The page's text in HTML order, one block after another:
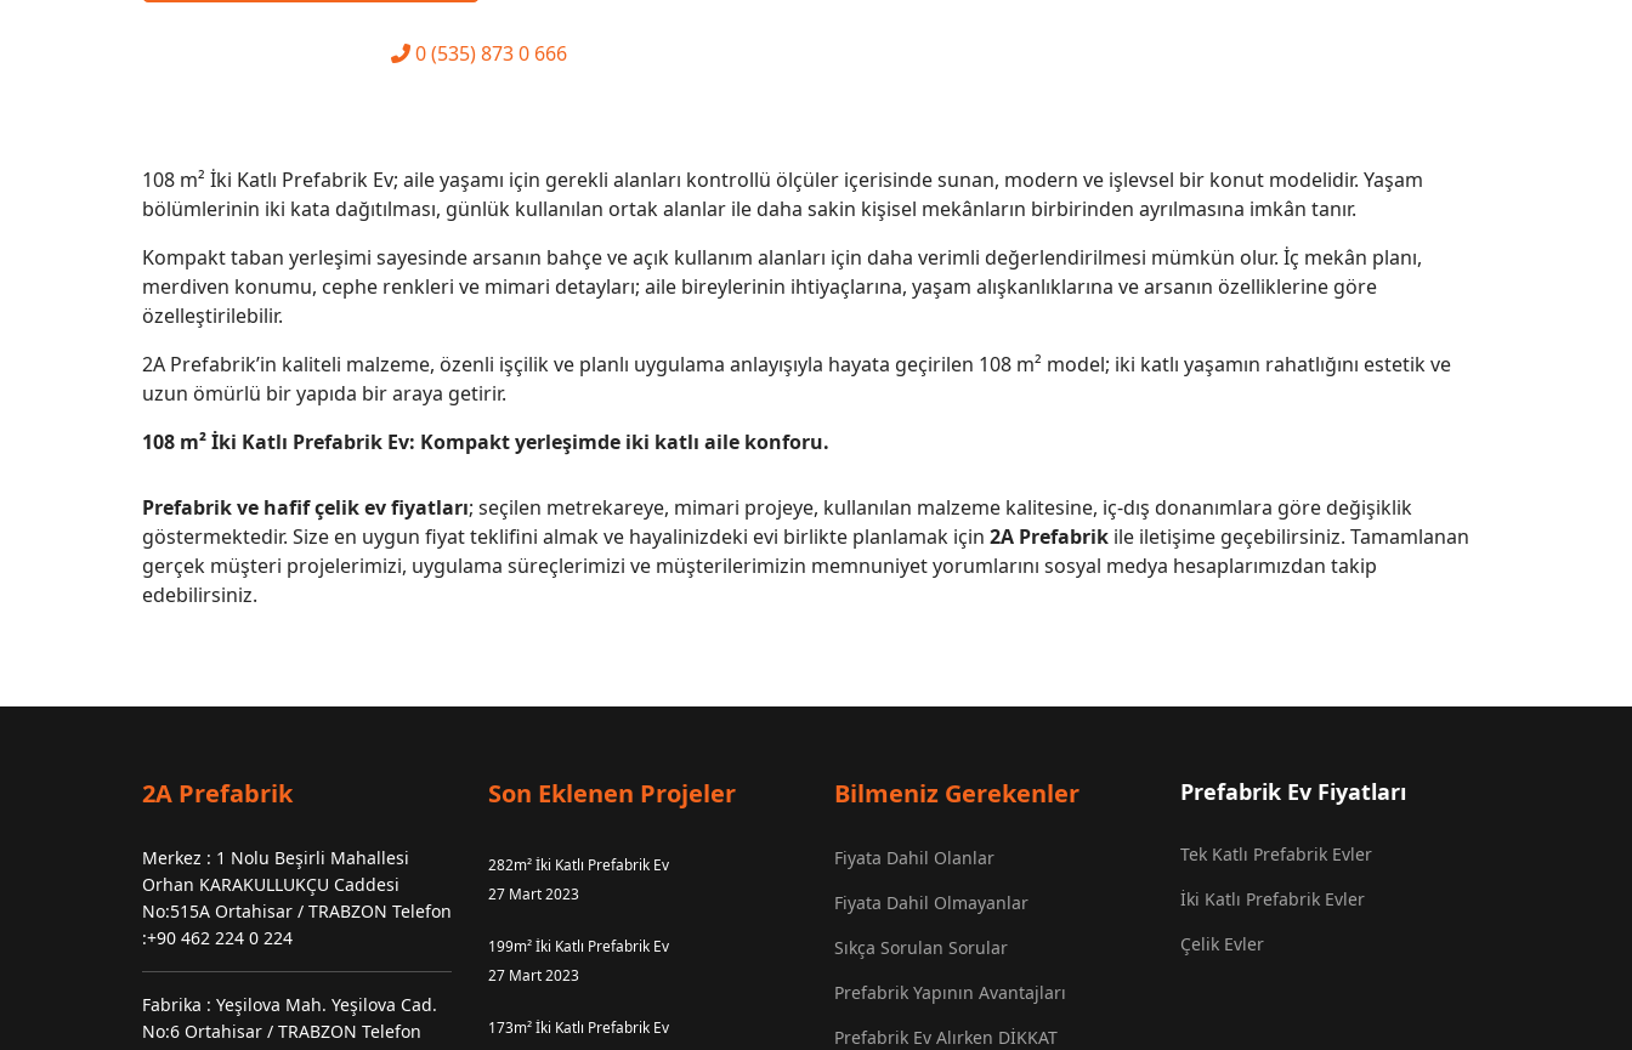
0 (535) 873 0 666
108 m² İki Katlı Prefabrik Ev; aile yaşamı için gerekli alanları kontrollü ölçüler içerisinde sunan, modern ve işlevsel bir konut modelidir. Yaşam
bölümlerinin iki kata dağıtılması, günlük kullanılan ortak alanlar ile daha sakin kişisel mekânların birbirinden ayrılmasına imkân tanır.
Kompakt taban yerleşimi sayesinde arsanın bahçe ve açık kullanım alanları için daha verimli değerlendirilmesi mümkün olur. İç mekân planı,
merdiven konumu, cephe renkleri ve mimari detayları; aile bireylerinin ihtiyaçlarına, yaşam alışkanlıklarına ve arsanın özelliklerine göre
özelleştirilebilir.
2A Prefabrik’in kaliteli malzeme, özenli işçilik ve planlı uygulama anlayışıyla hayata geçirilen 108 m² model; iki katlı yaşamın rahatlığını estetik ve
uzun ömürlü bir yapıda bir araya getirir.
108 m² İki Katlı Prefabrik Ev: Kompakt yerleşimde iki katlı aile konforu.
Prefabrik ve hafif çelik ev fiyatları; seçilen metrekareye, mimari projeye, kullanılan malzeme kalitesine, iç-dış donanımlara göre değişiklik
göstermektedir. Size en uygun fiyat teklifini almak ve hayalinizdeki evi birlikte planlamak için 2A Prefabrik ile iletişime geçebilirsiniz. Tamamlanan
gerçek müşteri projelerimizi, uygulama süreçlerimizi ve müşterilerimizin memnuniyet yorumlarını sosyal medya hesaplarımızdan takip
edebilirsiniz.
2A Prefabrik
Merkez : 1 Nolu Beşirli Mahallesi
Orhan KARAKULLUKÇU Caddesi
No:515A Ortahisar / TRABZON Telefon
:+90 462 224 0 224
Fabrika : Yeşilova Mah. Yeşilova Cad.
No:6 Ortahisar / TRABZON Telefon
Son Eklenen Projeler
282m² İki Katlı Prefabrik Ev
27 Mart 2023
199m² İki Katlı Prefabrik Ev
27 Mart 2023
173m² İki Katlı Prefabrik Ev
Bilmeniz Gerekenler
Fiyata Dahil Olanlar
Fiyata Dahil Olmayanlar
Sıkça Sorulan Sorular
Prefabrik Yapının Avantajları
Prefabrik Ev Alırken DİKKAT
Prefabrik Ev Fiyatları
Tek Katlı Prefabrik Evler
İki Katlı Prefabrik Evler
Çelik Evler